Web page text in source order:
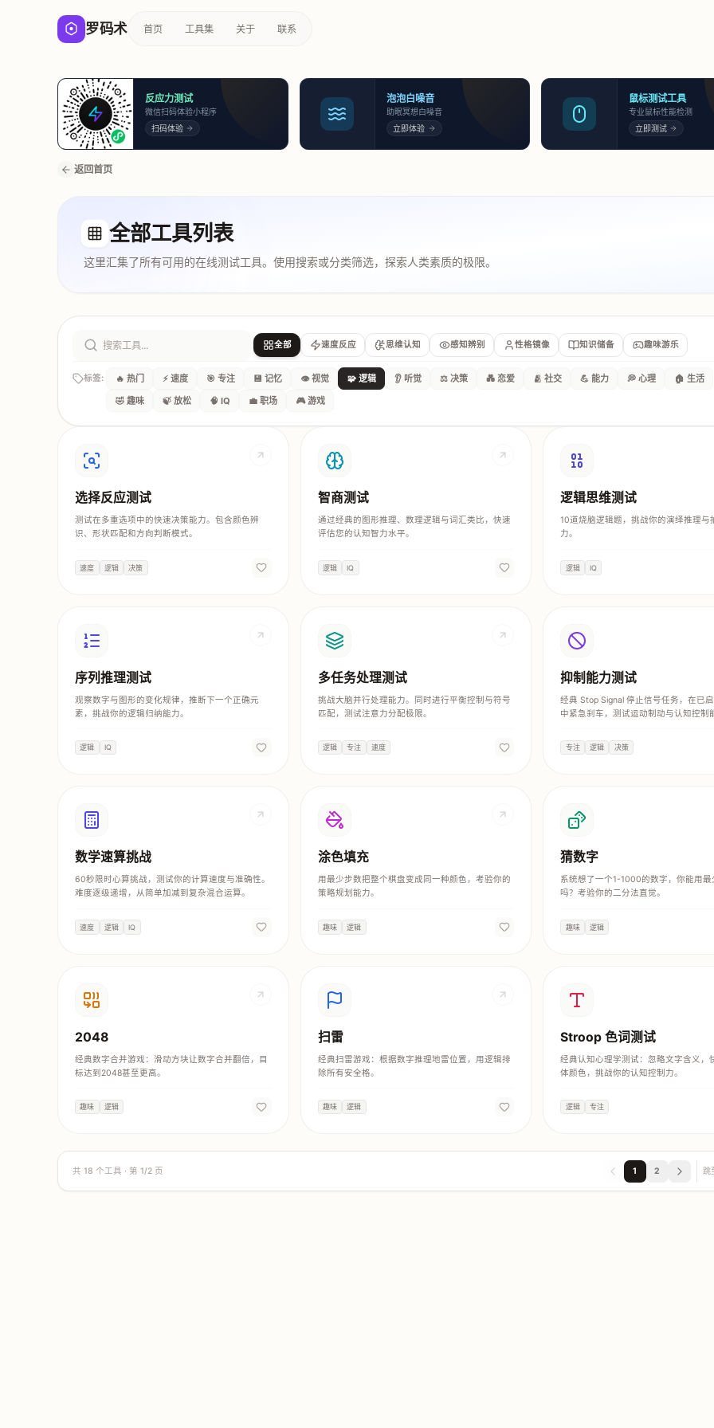
罗码术 首页 工具集 关于 联系
反应力测试
微信扫码体验小程序
扫码体验
泡泡白噪音
助眠冥想白噪音
立即体验
鼠标测试工具
专业鼠标性能检测
立即测试
返回首页
全部工具列表
这里汇集了所有可用的在线测试工具。使用搜索或分类筛选，探索人类素质的极限。
全部 速度反应 思维认知 感知辨别 性格镜像 知识储备 趣味游乐
标签: 🔥 热门 ⚡ 速度 🎯 专注 💾 记忆 👁️ 视觉 🧩 逻辑 👂 听觉 ⚖️ 决策 💑 恋爱 🫂 社交 💪 能力 💭 心理
🏠 生活
🤣 趣味
🍃 放松 🧠 IQ 💼 职场 🎮 游戏
选择反应测试
测试在多重选项中的快速决策能力。包含颜色辨
识、形状匹配和方向判断模式。
速度 逻辑 决策
智商测试
通过经典的图形推理、数理逻辑与词汇类比，快速
评估您的认知智力水平。
逻辑 IQ
逻辑思维测试
10道烧脑逻辑题，挑战你的演绎推理与
力。
逻辑 IQ
序列推理测试
观察数字与图形的变化规律，推断下一个正确元
素，挑战你的逻辑归纳能力。
逻辑 IQ
多任务处理测试
挑战大脑并行处理能力。同时进行平衡控制与符号
匹配，测试注意力分配极限。
逻辑 专注 速度
抑制能力测试
经典 Stop Signal 停止信号任务，在已
中紧急刹车，测试运动制动与认知控制
专注 逻辑 决策
数学速算挑战
60秒限时心算挑战，测试你的计算速度与准确性。
难度逐级递增，从简单加减到复杂混合运算。
速度 逻辑 IQ
涂色填充
用最少步数把整个棋盘变成同一种颜色，考验你的
策略规划能力。
趣味 逻辑
猜数字
系统想了一个1-1000的数字，你能用
吗？考验你的二分法直觉。
趣味 逻辑
2048
经典数字合并游戏：滑动方块让数字合并翻倍，目
标达到2048甚至更高。
趣味 逻辑
扫雷
经典扫雷游戏：根据数字推理地雷位置，用逻辑排
除所有安全格。
趣味 逻辑
Stroop 色词测试
经典认知心理学测试：忽略文字含义，
体颜色，挑战你的认知控制力。
逻辑 专注
共 18 个工具 · 第 1/2页 1 2 跳